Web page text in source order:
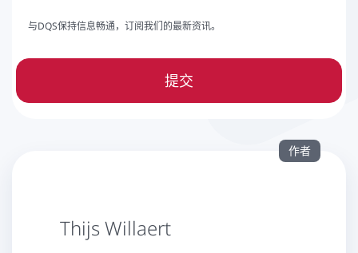
与DQS保持信息畅通，订阅我们的最新资讯。
提交
作者
Thijs Willaert